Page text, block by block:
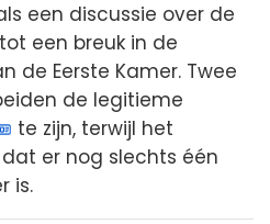
een discussie over de
een breuk in de
de Eerste Kamer. Twee
de legitieme
te zijn, terwijl het
er nog slechts één
is.